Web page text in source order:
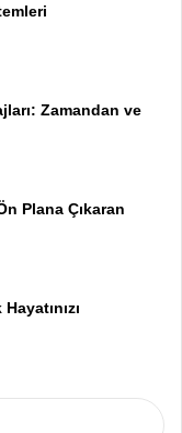
Zamandan ve
Plana Çıkaran